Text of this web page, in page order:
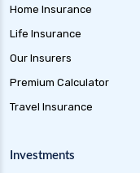
health
health
health insurance
Home Insurance
Life Insurance
Our Insurers
Premium Calculator
Travel Insurance
Investments